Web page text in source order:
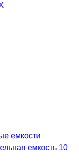
емкости
емкость 10